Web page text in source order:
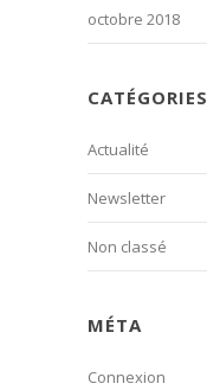
octobre 2018
CATÉGORIES
Actualité
Newsletter
Non classé
MÉTA
Connexion